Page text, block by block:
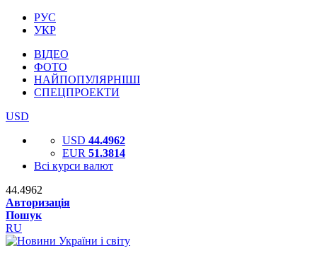
РУС
УКР
ВІДЕО
ФОТО
НАЙПОПУЛЯРНІШІ
СПЕЦПРОЕКТИ
USD
USD 44.4962
EUR 51.3814
Всі курси валют
44.4962
Авторизація
Пошук
RU